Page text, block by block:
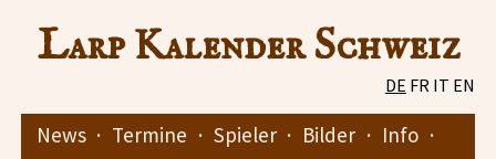
Larp Kalender Schweiz
DE FR IT EN
News · Termine · Spieler · Bilder · Info ·